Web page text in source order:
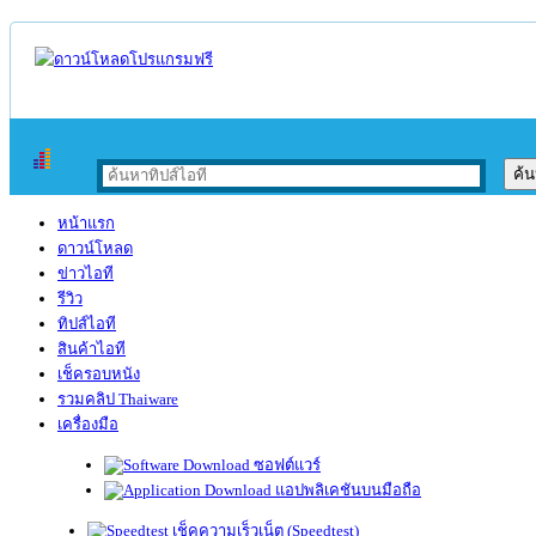
หน้าแรก
ดาวน์โหลด
ข่าวไอที
รีวิว
ทิปส์ไอที
สินค้าไอที
เช็ครอบหนัง
รวมคลิป Thaiware
เครื่องมือ
ซอฟต์แวร์
แอปพลิเคชันบนมือถือ
เช็คความเร็วเน็ต (Speedtest)